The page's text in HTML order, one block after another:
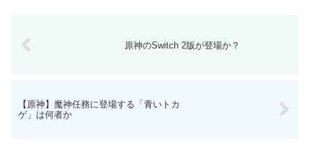
原神のSwitch 2版が登場か？
【原神】魔神任務に登場する「青いトカ
ゲ」は何者か